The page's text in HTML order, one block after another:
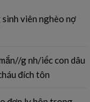
viên nghèo nợ
g nh/iếc con dâu
đích tôn